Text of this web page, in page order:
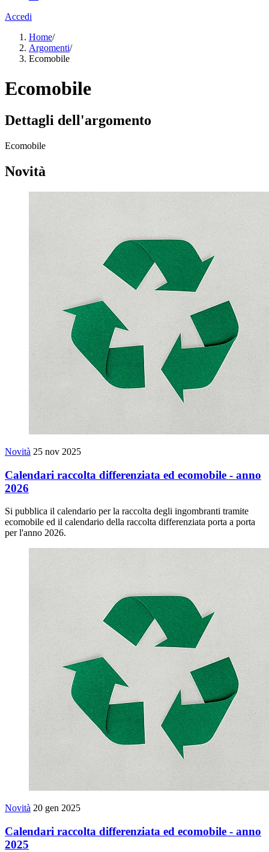
Accedi
Home/
Argomenti/
Ecomobile
Ecomobile
Dettagli dell'argomento
Ecomobile
Novità
Novità 25 nov 2025
Calendari raccolta differenziata ed ecomobile - anno
2026
Si pubblica il calendario per la raccolta degli ingombranti tramite
ecomobile ed il calendario della raccolta differenziata porta a porta
per l'anno 2026.
Novità 20 gen 2025
Calendari raccolta differenziata ed ecomobile - anno
2025